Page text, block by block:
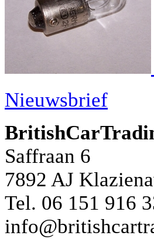
Nieuwsbrief
Saffraan 6
7892 AJ
Tel. 06 151 916